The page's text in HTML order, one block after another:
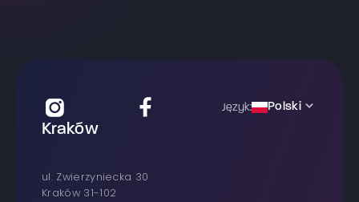
Język: Polski
Kraków
ul. Zwierzyniecka 30
Kraków 31-102